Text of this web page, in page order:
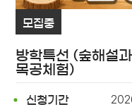
모집중
방학특선 (숲해설
목공체험)
신청기간